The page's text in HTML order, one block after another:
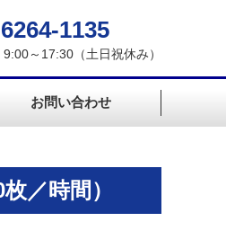
1135
～17:30（土日祝休み）
お問い合わせ
／時間）